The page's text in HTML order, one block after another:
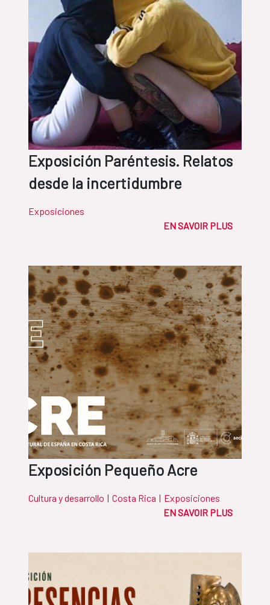
Exposición Paréntesis. Relatos
desde la incertidumbre
Exposiciones
EN SAVOIR PLUS
Exposición Pequeño Acre
Cultura y desarrollo | Costa Rica | Exposiciones
EN SAVOIR PLUS